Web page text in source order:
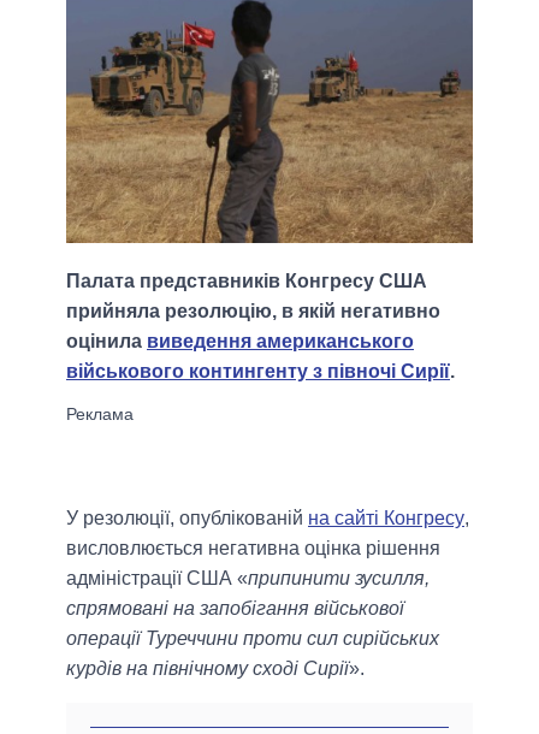
Палата представників Конгресу США
прийняла резолюцію, в якій негативно
оцінила виведення американського
військового контингенту з півночі Сирії.
У резолюції, опублікованій на сайті Конгресу,
висловлюється негативна оцінка рішення
адміністрації США «припинити зусилля,
спрямовані на запобігання військової
операції Туреччини проти сил сирійських
курдів на північному сході Сирії».